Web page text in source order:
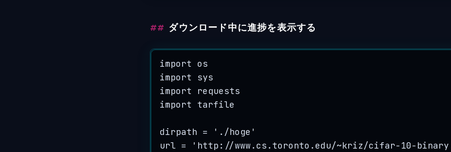
ダウンロード中に進捗を表示する
import os
import sys
import requests
import tarfile
dirpath = ' ./hoge '
url = ' http://www.cs.toronto.edu/~kriz/cifar-10-